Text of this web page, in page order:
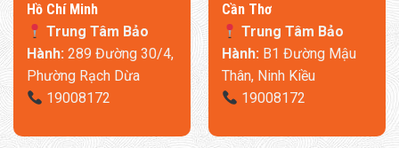
​Hồ Chí Minh
Trung Tâm Bảo
Hành:289 Đường 30/4,
Phường Rạch Dừa
19008172
Cần Thơ
Trung Tâm Bảo
Hành:B1 Đường Mậu
Thân, Ninh Kiều
19008172